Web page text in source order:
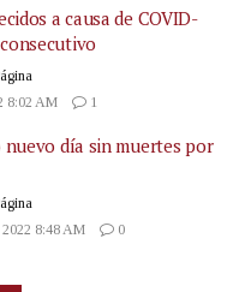
a causa de COVID-
8:02 AM
1
día sin muertes por
8:48 AM
0